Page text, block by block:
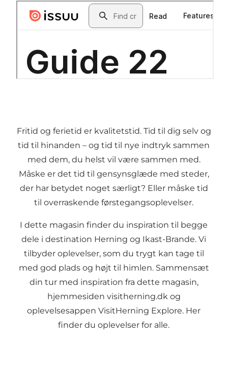
Fritid og ferietid er kvalitetstid. Tid til dig selv og
tid til hinanden – og tid til nye indtryk sammen
med dem, du helst vil være sammen med.
Måske er det tid til gensynsglæde med steder,
der har betydet noget særligt? Eller måske tid
til overraskende førstegangsoplevelser.
I dette magasin finder du inspiration til begge
dele i destination Herning og Ikast-Brande. Vi
tilbyder oplevelser, som du trygt kan tage til
med god plads og højt til himlen. Sammensæt
din tur med inspiration fra dette magasin,
hjemmesiden visitherning.dk og
oplevelsesappen VisitHerning Explore. Her
finder du oplevelser for alle.